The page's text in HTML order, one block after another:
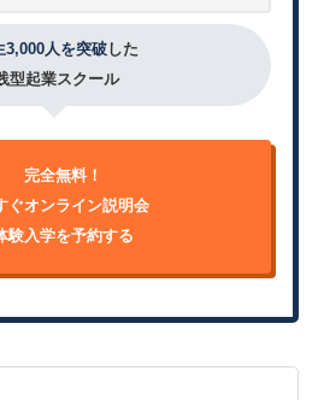
3,000人を突破した
型起業スクール
完全無料！
ぐオンライン説明会
験入学を予約する